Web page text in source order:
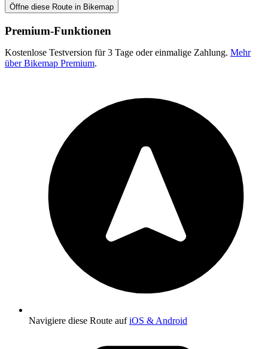
Öffne diese Route in Bikemap
Premium-Funktionen
Kostenlose Testversion für 3 Tage oder einmalige Zahlung. Mehr
über Bikemap Premium.
Navigiere diese Route aufiOS & Android